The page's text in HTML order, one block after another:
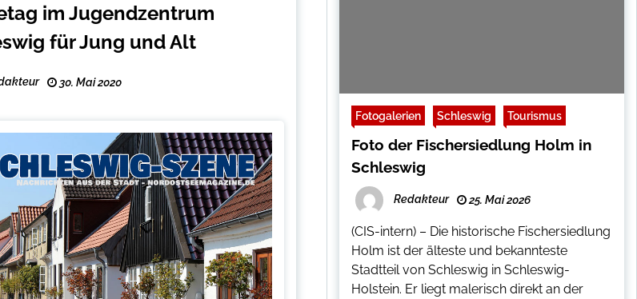
im Jugendzentrum
für Jung und Alt
30. Mai 2020
Fotogalerien Schleswig Tourismus
Foto der Fischersiedlung Holm in
Schleswig
Redakteur 25. Mai 2026
(CIS-intern) – Die historische Fischersiedlung
Holm ist der älteste und bekannteste
Stadtteil von Schleswig in Schleswig-
Holstein. Er liegt malerisch direkt an der